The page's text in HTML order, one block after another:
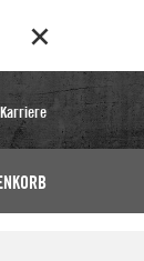
Karriere